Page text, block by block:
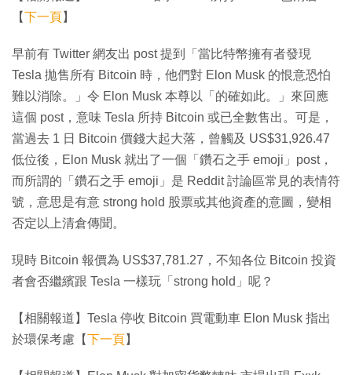
【下一頁】
早前有 Twitter 網友出 post 提到「當比特幣擁有者發現
Tesla 拋售所有 Bitcoin 時，他們對 Elon Musk 的恨意恐怕
難以消除。」令 Elon Musk 本尊以「的確如此。」來回應
這個 post，意味 Tesla 所持 Bitcoin 或已全數售出。可是，
當過去 1 日 Bitcoin 價錢大起大落，曾觸及 US$31,926.47
低位後，Elon Musk 就出了一個「鑽石之手 emoji」post，
而所謂的「鑽石之手 emoji」是 Reddit 討論區常見的表情符
號，意思是有意 strong hold 股票或其他資產的意圖，變相
否定以上清倉傳聞。
現時 Bitcoin 報價為 US$37,781.27，不知各位 Bitcoin 投資
者會否繼繽跟 Tesla 一樣玩「strong hold」呢？
【相關報道】Tesla 停收 Bitcoin 買電動車 Elon Musk 指出
於環保考慮【下一頁】